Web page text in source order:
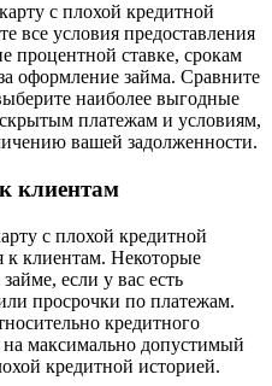
с плохой кредитной
все условия предоставления
процентной ставке, срокам
оформление займа. Сравните
наиболее выгодные
платежам и условиям,
вашей задолженности.
клиентам
с плохой кредитной
к клиентам. Некоторые
если у вас есть
просрочки по платежам.
кредитного
максимально допустимый
кредитной историей.